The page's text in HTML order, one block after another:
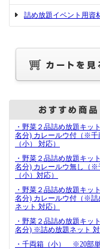
詰め放題イベント用資
・野菜２品詰め放題キッ
名分) カレールウ付（※千
（小） 対応）
・野菜２品詰め放題キッ
名分) カレールウ無し（※
（小）対応）
・野菜２品詰め放題キッ
名分) カレールウ付（※詰
ネット 対応）
・野菜２品詰め放題キッ
名分) ※詰め放題ネット
・千両箱（小） ※20部